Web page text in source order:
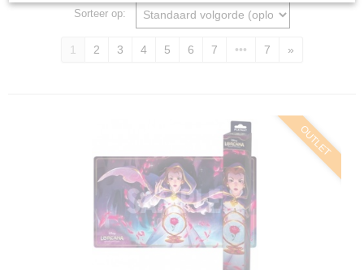
Sorteer op:
1 2 3 4 5 6 7 ••• 7 »
OUTLET